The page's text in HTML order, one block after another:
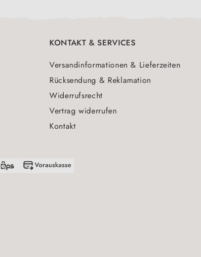
KONTAKT & SERVICES
Versandinformationen & Lieferzeiten
Rücksendung & Reklamation
Widerrufsrecht
Vertrag widerrufen
Kontakt